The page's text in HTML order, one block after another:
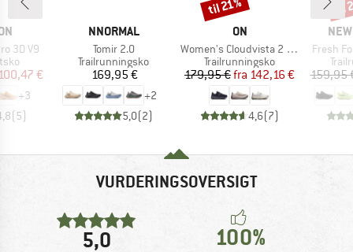
3D V9
pris
€
+3
(5)
MÆRKE
NNORMAL
Artikel
Tomir 2.0
Produktgruppe
Trailrunningsko
Pris
169,95 €
+2
5,0(2)
MÆRKE
ON
Artikel
Women's Cloudvista 2 Waterproof
Produktgruppe
Trailrunningsko
Pris
179,95 € Nedsat pris
fra 142,16 €
4,6(7)
til 21%
Artikel
Fresh
159,95
VURDERINGSOVERSIGT
5,0 100%